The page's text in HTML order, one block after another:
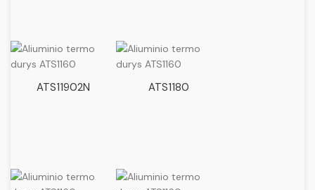
ATS11902N ATS1180